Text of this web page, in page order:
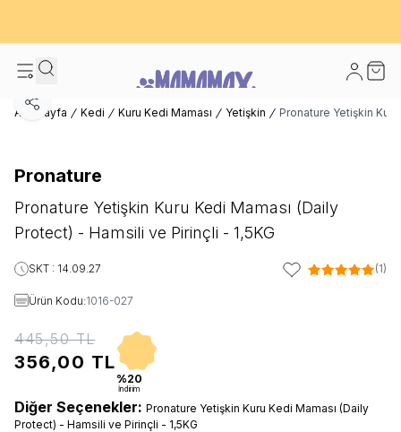
Hesabım
Ana Sayfa Kedi Kuru Kedi Maması Yetişkin Pronature Yetişkin
Paylaş
Pronature
Pronature Yetişkin Kuru Kedi Maması (Daily
Protect) - Hamsili ve Pirinçli - 1,5KG
SKT : 14.09.27 Favoriye Ekle (1)
Ürün Kodu:1016-027
445,50TL
356,00 TL
%20
İndirim
Diğer Seçenekler: Pronature Yetişkin Kuru Kedi Maması (Daily
Protect) - Hamsili ve Pirinçli - 1,5KG